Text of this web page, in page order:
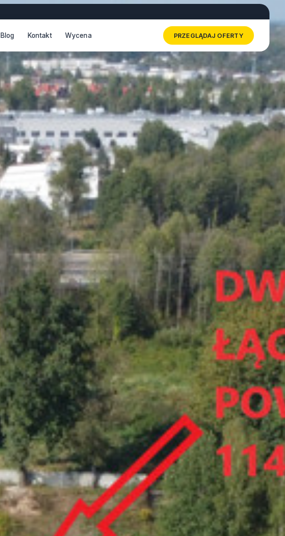
Blog Kontakt Wycena PRZEGLĄDAJ OFERTY